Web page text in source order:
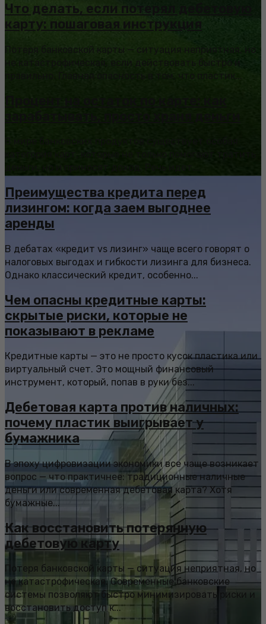
Что делать, если потерял дебетовую
карту: пошаговая инструкция
Потеря банковской карты — ситуация неприятная, но
не катастрофическая, если действовать быстро и
правильно. Главная опасность в том, что пластик...
Преимущества кредита перед
лизингом: когда заем выгоднее
аренды
В дебатах «кредит vs лизинг» чаще всего говорят о
налоговых выгодах и гибкости лизинга для бизнеса.
Однако классический кредит, особенно...
Чем опасны кредитные карты:
скрытые риски, которые не
показывают в рекламе
Кредитные карты — это не просто кусок пластика или
виртуальный счет. Это мощный финансовый
инструмент, который, попав в руки без...
Дебетовая карта против наличных:
почему пластик выигрывает у
бумажника
В эпоху цифровизации экономики все чаще возникает
вопрос — что практичнее: традиционные наличные
деньги или современная дебетовая карта? Хотя
бумажные...
Как восстановить потерянную
дебетовую карту
Потеря банковской карты — ситуация неприятная, но
не катастрофическая. Современные банковские
системы позволяют быстро минимизировать риски и
восстановить доступ к...